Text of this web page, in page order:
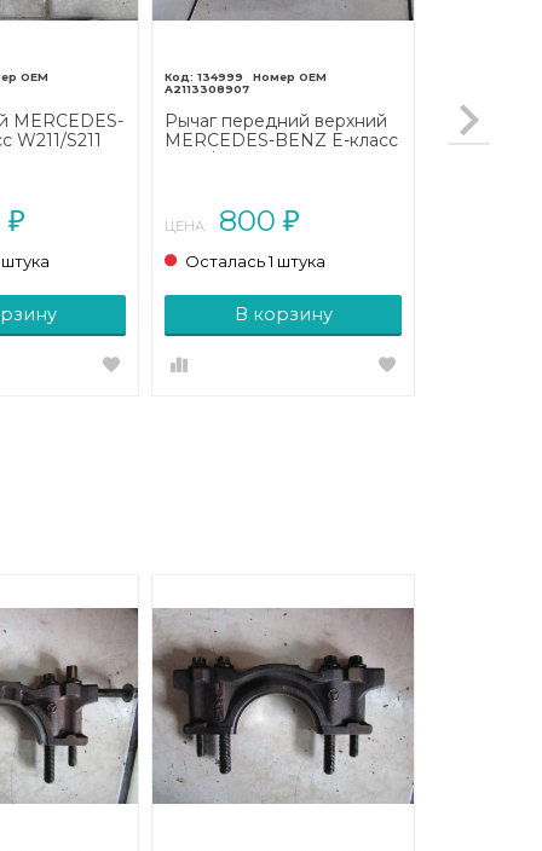
MERCEDES-
W211/S211
₽
134999
A2113308907
Рычаг передний верхний
MERCEDES-BENZ E-класс
W211/S211 (2002 - 2006)
ЦЕНА: 800 ₽
Осталась 1 штука
В корзину